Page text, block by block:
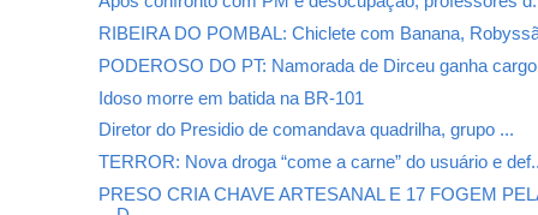
RIBEIRA DO POMBAL: Chiclete com Banana,
PODEROSO DO PT: Namorada de Dirceu ganha
Idoso morre em batida na BR-101
Diretor do Presidio de comandava quadrilha, grupo ...
TERROR: Nova droga “come a carne” do usuário e
PRESO CRIA CHAVE ARTESANAL E 17 FOGEM